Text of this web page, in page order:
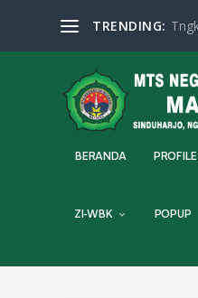
TRENDING:
BERANDA PROFILE
ZI-WBK POPUP